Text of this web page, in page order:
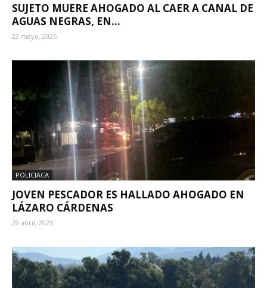
SUJETO MUERE AHOGADO AL CAER A CANAL DE
AGUAS NEGRAS, EN...
23 mayo, 2025
POLICIACA
JOVEN PESCADOR ES HALLADO AHOGADO EN
LÁZARO CÁRDENAS
29 abril, 2025